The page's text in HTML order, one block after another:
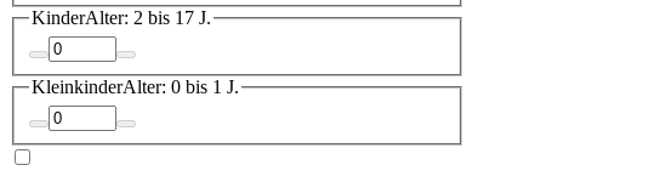
KinderAlter: 2 bis 17 J.
KleinkinderAlter: 0 bis 1 J.